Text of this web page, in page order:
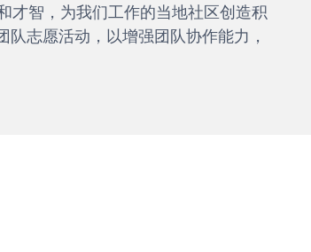
才智，为我们工作的当地社区创造积
志愿活动，以增强团队协作能力，